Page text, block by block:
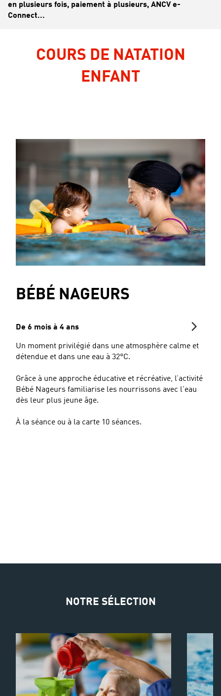
en plusieurs fois, paiement à plusieurs, ANCV e-
Connect...
COURS DE NATATION
ENFANT
BÉBÉ NAGEURS
De 6 mois à 4 ans
Un moment privilégié dans une atmosphère calme et
détendue et dans une eau à 32°C.
Grâce à une approche éducative et récréative, l’activité
Bébé Nageurs familiarise les nourrissons avec l'eau
dès leur plus jeune âge.
À la séance ou à la carte 10 séances.
NOTRE SÉLECTION